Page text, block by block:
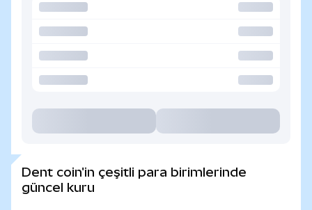
Dent coin'in çeşitli para birimlerinde
güncel kuru